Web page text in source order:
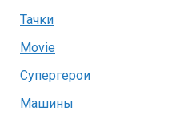
Тачки
Movie
Супергерои
Машины